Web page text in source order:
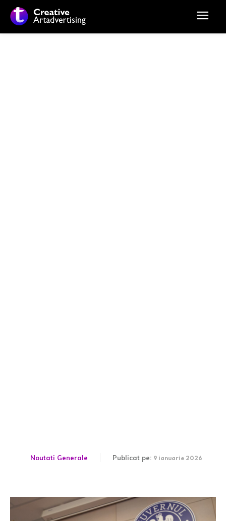
Noutati Generale Publicat pe: 9 ianuarie 2026